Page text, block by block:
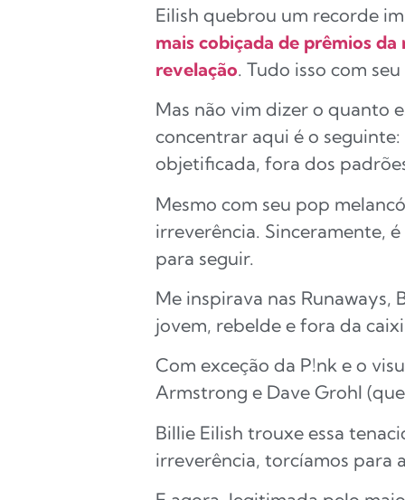
Eilish quebrou um recorde
mais cobiçada de prêmios
revelação. Tudo isso com
Mas não vim dizer o quanto
concentrar aqui é o
objetificada, fora dos
Mesmo com seu pop
irreverência. Sinceramente,
para seguir.
Me inspirava nas
jovem, rebelde e fora da
Com exceção da P!nk e o
Armstrong e Dave Grohl
Billie Eilish trouxe essa
irreverência, torcíamos para